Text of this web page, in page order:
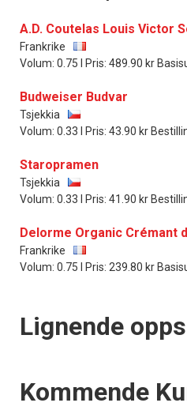
A.D. Coutelas Louis Victor
Frankrike
Volum: 0.75 l Pris: 489.90 kr
Budweiser Budvar
Tsjekkia
Volum: 0.33 l Pris: 43.90 kr
Staropramen
Tsjekkia
Volum: 0.33 l Pris: 41.90 kr
Delorme Organic Crémant
Frankrike
Volum: 0.75 l Pris: 239.80 kr
Lignende
Events
Kommende